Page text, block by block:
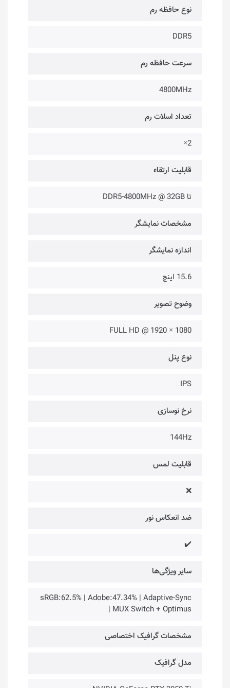
نوع حافظه رم
DDR5
سرعت حافظه رم
4800MHz
تعداد اسلات رم
2×
قابلیت ارتقاء
تا DDR5-4800MHz @ 32GB
مشخصات نمایشگر
اندازه نمایشگر
15.6 اینچ
وضوح تصویر
1080 × 1920 @ FULL HD
نوع پنل
IPS
نرخ نوسازی
144Hz
قابلیت لمس
❌
ضد انعکاس نور
✔️
سایر ویژگی‌ها
sRGB:62.5% | Adobe:47.34% | Adaptive-Sync
| MUX Switch + Optimus
مشخصات گرافیک اختصاصی
مدل گرافیک